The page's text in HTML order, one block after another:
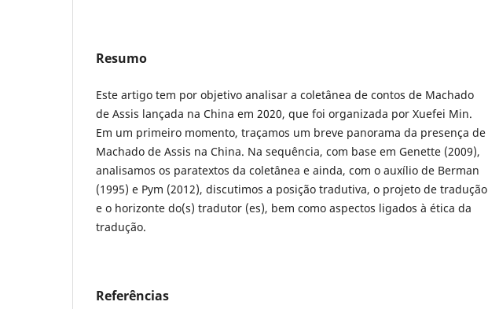
Resumo
Este artigo tem por objetivo analisar a coletânea de contos de Machado
de Assis lançada na China em 2020, que foi organizada por Xuefei Min.
Em um primeiro momento, traçamos um breve panorama da presença de
Machado de Assis na China. Na sequência, com base em Genette (2009),
analisamos os paratextos da coletânea e ainda, com o auxílio de Berman
(1995) e Pym (2012), discutimos a posição tradutiva, o projeto de tradução
e o horizonte do(s) tradutor (es), bem como aspectos ligados à ética da
tradução.
Referências